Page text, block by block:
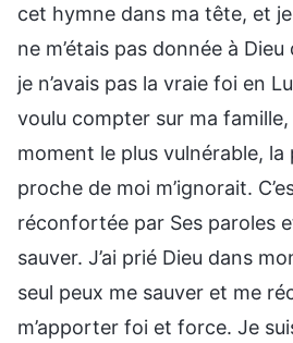
cet hymne dans ma tête, et
ne m’étais pas donnée à
je n’avais pas la vraie foi en
voulu compter sur ma
moment le plus vulnérable, la
proche de moi m’ignorait.
réconfortée par Ses paroles
sauver. J’ai prié Dieu dans
seul peux me sauver et me
m’apporter foi et force. Je